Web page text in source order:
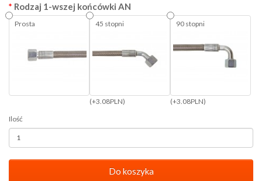
Rodzaj 1-wszej końcówki AN
Prosta 45 stopni
(+3.08PLN)
90 stopni
(+3.08PLN)
Ilość
Do koszyka